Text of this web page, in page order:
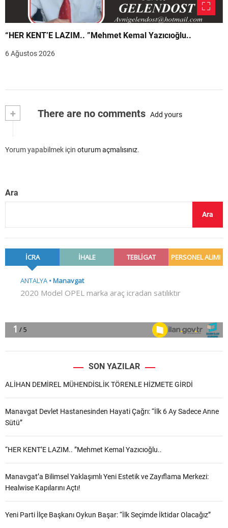
“HER KENT’E LAZIM.. ”Mehmet Kemal Yazıcıoğlu..
6 Ağustos 2026
+ There are no comments Add yours
Yorum yapabilmek için oturum açmalısınız.
Ara
Ara
SON YAZILAR
ALİHAN DEMİREL MÜHENDİSLİK TÖRENLE HİZMETE GİRDİ
Manavgat Devlet Hastanesinden Hayati Çağrı: “İlk 6 Ay Sadece Anne
Sütü”
“HER KENT’E LAZIM.. ”Mehmet Kemal Yazıcıoğlu..
Manavgat’a Bilimsel Yaklaşımlı Yeni Estetik ve Zayıflama Merkezi:
Healwise Kapılarını Açtı!
Yeni Parti İlçe Başkanı Oykun Başar: “İlk Seçimde İktidar Olacağız”